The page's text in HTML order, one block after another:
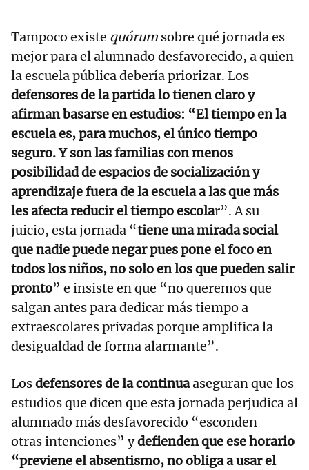
Tampoco existe quórum sobre qué jornada es
mejor para el alumnado desfavorecido, a quien
la escuela pública debería priorizar. Los
defensores de la partida lo tienen claro y
afirman basarse en estudios: “El tiempo en la
escuela es, para muchos, el único tiempo
seguro. Y son las familias con menos
posibilidad de espacios de socialización y
aprendizaje fuera de la escuela a las que más
les afecta reducir el tiempo escolar”. A su
juicio, esta jornada “tiene una mirada social
que nadie puede negar pues pone el foco en
todos los niños, no solo en los que pueden salir
pronto” e insiste en que “no queremos que
salgan antes para dedicar más tiempo a
extraescolares privadas porque amplifica la
desigualdad de forma alarmante”.
Losdefensores de la continuaaseguran que los
estudios que dicen que esta jornada perjudica al
alumnado más desfavorecido “esconden
otras intenciones” ydefienden que ese horario
“previene el absentismo, no obliga a usar el